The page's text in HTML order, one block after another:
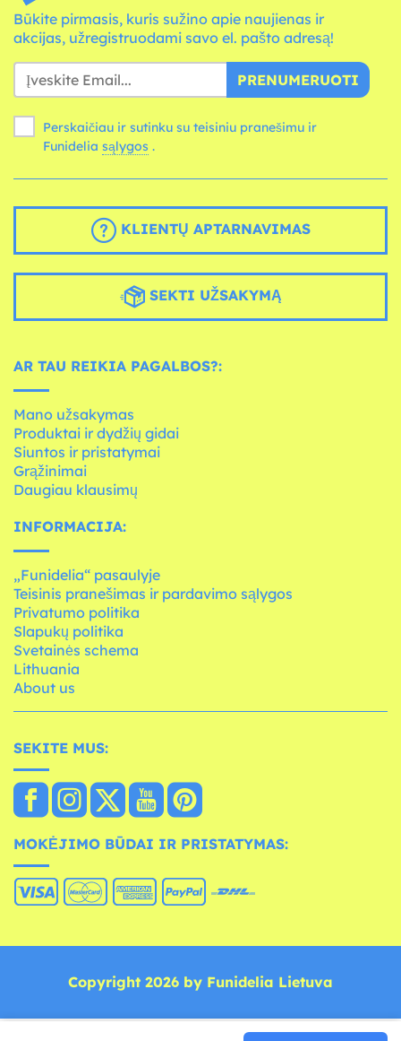
Būkite pirmasis, kuris sužino apie naujienas ir
akcijas, užregistruodami savo el. pašto adresą!
PRENUMERUOTI
Perskaičiau ir sutinku su teisiniu pranešimu ir
Funidelia sąlygos .
KLIENTŲ APTARNAVIMAS
SEKTI UŽSAKYMĄ
AR TAU REIKIA PAGALBOS?:
Mano užsakymas
Produktai ir dydžių gidai
Siuntos ir pristatymai
Grąžinimai
Daugiau klausimų
INFORMACIJA:
„Funidelia“ pasaulyje
Teisinis pranešimas ir pardavimo sąlygos
Privatumo politika
Slapukų politika
Svetainės schema
Lithuania
About us
SEKITE MUS:
MOKĖJIMO BŪDAI IR PRISTATYMAS:
Copyright 2026 by Funidelia Lietuva